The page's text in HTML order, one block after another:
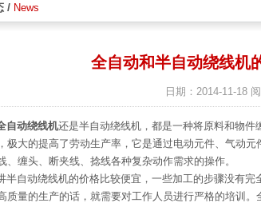
/ News
全自动和半自动绕线机
日期：2014-11-18
自动绕线机还是半自动绕线机，都是一种将原料和物
极大的提高了劳动生产率，它是通过电动元件、气动
、缠头、断夹线、捻线各种复杂动作需求的操作。
半自动绕线机的价格比较便宜，一些加工的步骤没有
质量的生产的话，就需要对工作人员进行严格的培训